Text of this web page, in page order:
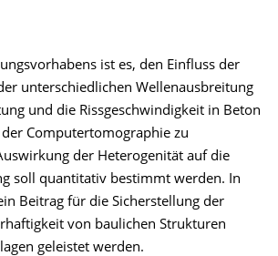
ist es, den Einfluss der
unterschiedlichen Wellenausbreitung
und die Rissgeschwindigkeit in Beton
Computertomographie zu
der Heterogenität auf die
soll quantitativ bestimmt werden. In
Beitrag für die Sicherstellung der
von baulichen Strukturen
geleistet werden.